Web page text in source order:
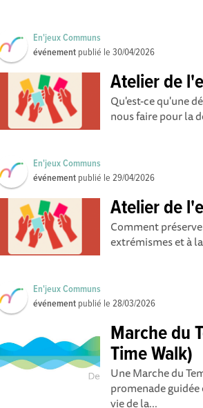
En'jeux Communs
événement publié le30/04/2026
Atelier de
Qu'est-ce qu'une
nous faire pour la
En'jeux Communs
événement publié le29/04/2026
Atelier de
Comment
extrémismes et à
En'jeux Communs
événement publié le28/03/2026
Marche du
Time Walk)
Une Marche du
promenade
vie de la...